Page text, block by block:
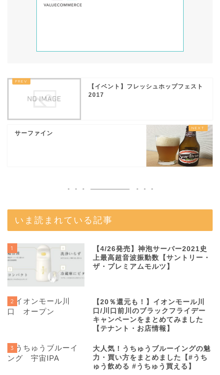
【イベント】フレッシュホップフェスト
2017
サーファイン
いま読まれている記事
1
【4/26発売】神泡サーバー2021史
上最高超音波振動数【サントリー・
ザ・プレミアムモルツ】
2
【20％還元も！】イオンモール川
口/川口前川のブラックフライデー
キャンペーンをまとめてみました
【テナント・お店情報】
3
大人気！うちゅうブルーイングの魅
力・買い方をまとめました【#うち
ゅう飲める #うちゅう買える】